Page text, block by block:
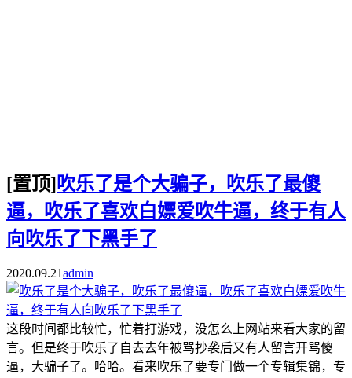
[置顶]吹乐了是个大骗子，吹乐了最傻
逼，吹乐了喜欢白嫖爱吹牛逼，终于有人
向吹乐了下黑手了
2020.09.21admin
这段时间都比较忙，忙着打游戏，没怎么上网站来看大家的留
言。但是终于吹乐了自去去年被骂抄袭后又有人留言开骂傻
逼，大骗子了。哈哈。看来吹乐了要专门做一个专辑集锦，专